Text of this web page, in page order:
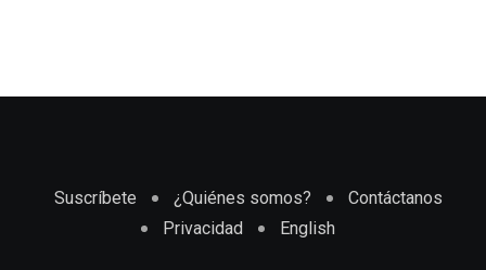
Suscríbete ¿Quiénes somos?
Contáctanos
Privacidad
English